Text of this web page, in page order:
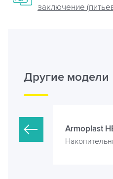
заключение
Другие модели
45-2400
емкости
Armoplast